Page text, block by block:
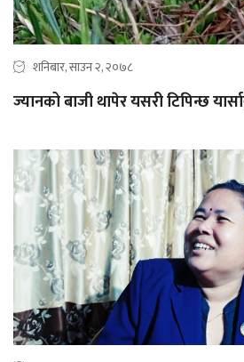
शनिबार, साउन २, २०७८
ज्यानको बाजी थापेर यसरी टिपिन्छ